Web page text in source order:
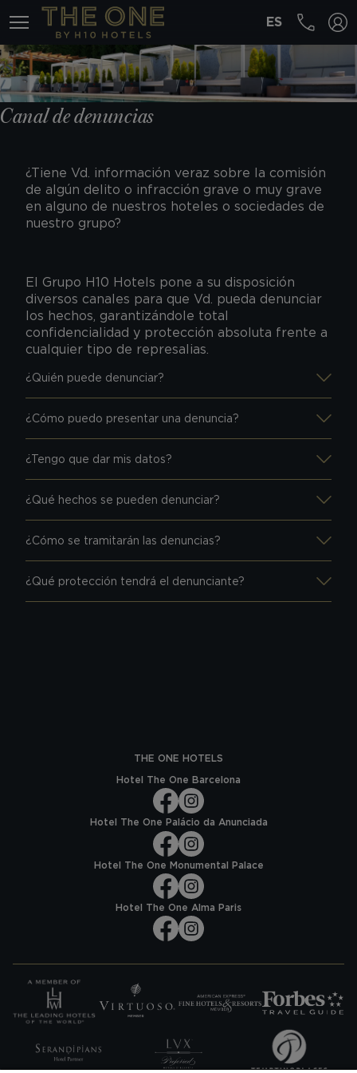
MENÚ ES
Canal de denuncias
¿Tiene Vd. información veraz sobre la comisión
de algún delito o infracción grave o muy grave
en alguno de nuestros hoteles o sociedades de
nuestro grupo?
El Grupo H10 Hotels pone a su disposición
diversos canales para que Vd. pueda denunciar
los hechos, garantizándole total
confidencialidad y protección absoluta frente a
cualquier tipo de represalias.
¿Quién puede denunciar?
¿Cómo puedo presentar una denuncia?
¿Tengo que dar mis datos?
¿Qué hechos se pueden denunciar?
¿Cómo se tramitarán las denuncias?
¿Qué protección tendrá el denunciante?
THE ONE HOTELS
Hotel The One Barcelona
Hotel The One Palácio da Anunciada
Hotel The One Monumental Palace
Hotel The One Alma Paris